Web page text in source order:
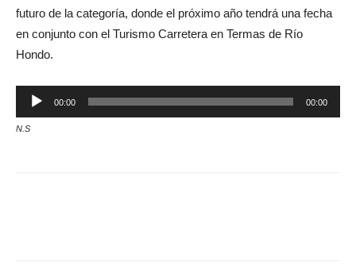
futuro de la categoría, donde el próximo año tendrá una fecha
en conjunto con el Turismo Carretera en Termas de Río
Hondo.
Reproductor
de
audio
00:00 00:00
N.S